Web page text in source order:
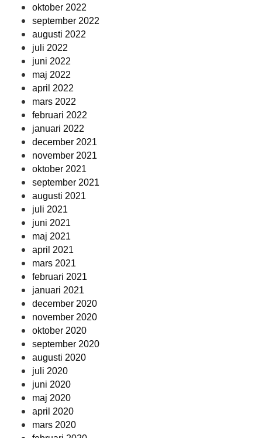
oktober 2022
september 2022
augusti 2022
juli 2022
juni 2022
maj 2022
april 2022
mars 2022
februari 2022
januari 2022
december 2021
november 2021
oktober 2021
september 2021
augusti 2021
juli 2021
juni 2021
maj 2021
april 2021
mars 2021
februari 2021
januari 2021
december 2020
november 2020
oktober 2020
september 2020
augusti 2020
juli 2020
juni 2020
maj 2020
april 2020
mars 2020